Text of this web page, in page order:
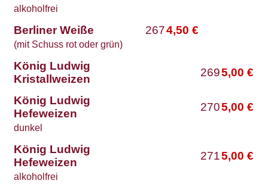
alkoholfrei
Berliner Weiße 2674,50 €
(mit Schuss rot oder grün)
König Ludwig
Kristallweizen
2695,00 €
König Ludwig
Hefeweizen
2705,00 €
dunkel
König Ludwig
Hefeweizen
2715,00 €
alkoholfrei